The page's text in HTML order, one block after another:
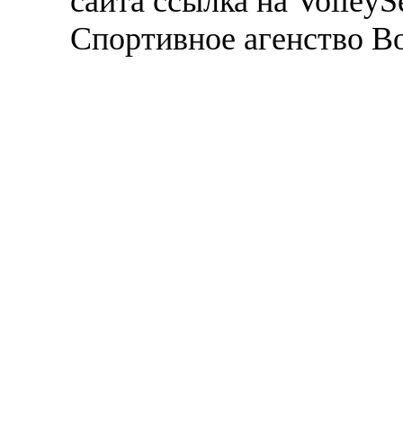
Спортивное агенство